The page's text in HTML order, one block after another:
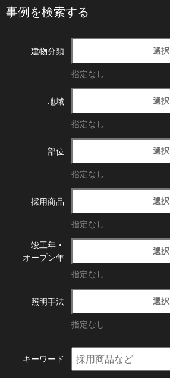
事例を検索する
建物分類 選択
指定なし
地域 選択
指定なし
部位 選択
指定なし
採用商品 選択
指定なし
竣工年・
オープン年
選択
指定なし
照明手法 選択
指定なし
キーワード